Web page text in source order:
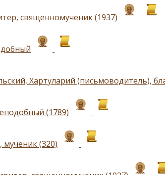
священномученик (1937)
Хартуларий (письмоводитель),
(1789)
мученик (320)